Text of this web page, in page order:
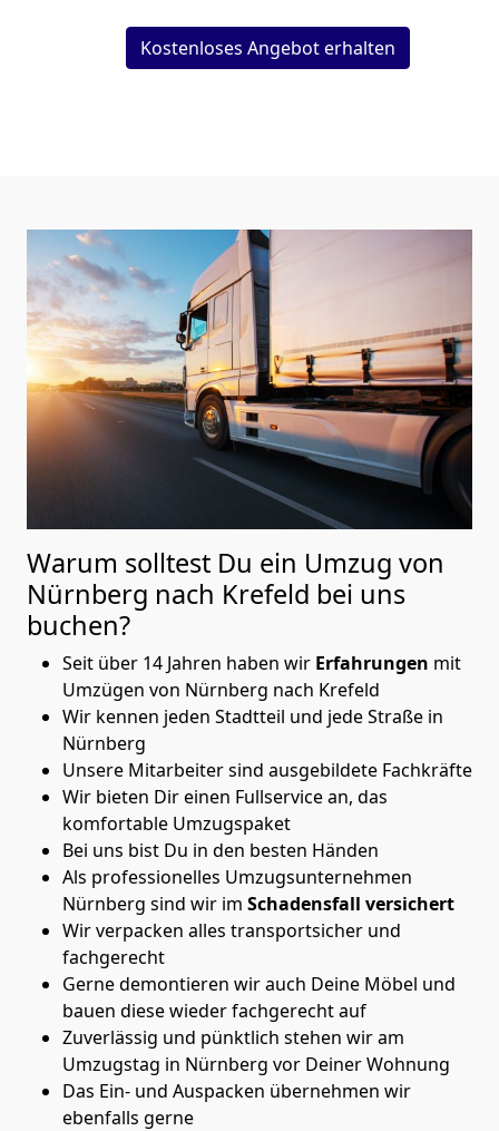
Kostenloses Angebot erhalten
Warum solltest Du ein Umzug von
Nürnberg nach Krefeld bei uns
buchen?
Seit über 14 Jahren haben wir Erfahrungen mit
Umzügen von Nürnberg nach Krefeld
Wir kennen jeden Stadtteil und jede Straße in
Nürnberg
Unsere Mitarbeiter sind ausgebildete Fachkräfte
Wir bieten Dir einen Fullservice an, das
komfortable Umzugspaket
Bei uns bist Du in den besten Händen
Als professionelles Umzugsunternehmen
Nürnberg sind wir im Schadensfall versichert
Wir verpacken alles transportsicher und
fachgerecht
Gerne demontieren wir auch Deine Möbel und
bauen diese wieder fachgerecht auf
Zuverlässig und pünktlich stehen wir am
Umzugstag in Nürnberg vor Deiner Wohnung
Das Ein- und Auspacken übernehmen wir
ebenfalls gerne